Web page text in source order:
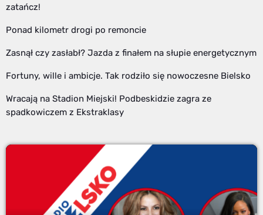
zatańcz!
Ponad kilometr drogi po remoncie
Zasnął czy zasłabł? Jazda z finałem na słupie energetycznym
Fortuny, wille i ambicje. Tak rodziło się nowoczesne Bielsko
Wracają na Stadion Miejski! Podbeskidzie zagra ze
spadkowiczem z Ekstraklasy